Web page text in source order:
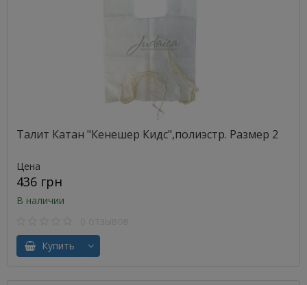
Талит Катан "Кенешер Кидс",полиэстр. Размер 2
Цена
436 грн
В наличии
Купить